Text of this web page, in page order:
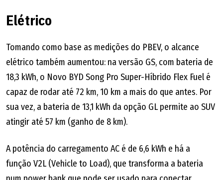
Elétrico
Tomando como base as medições do PBEV, o alcance
elétrico também aumentou: na versão GS, com bateria de
18,3 kWh, o Novo BYD Song Pro Super-Híbrido Flex Fuel é
capaz de rodar até 72 km, 10 km a mais do que antes. Por
sua vez, a bateria de 13,1 kWh da opção GL permite ao SUV
atingir até 57 km (ganho de 8 km).
A potência do carregamento AC é de 6,6 kWh e há a
função V2L (Vehicle to Load), que transforma a bateria